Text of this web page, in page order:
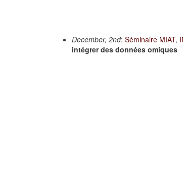
December, 2nd: Séminaire MIAT,
intégrer des données omiques